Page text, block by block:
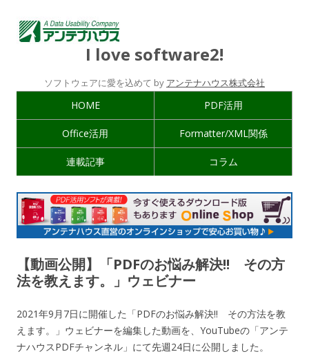
I love software2!
ソフトウェアに愛を込めて by アンテナハウス株式会社
HOME PDF活用
Office活用 Formatter/XML関係
連載記事 コラム
【動画公開】「PDFのお悩み解決!! その方
法を教えます。」ウェビナー
2021年9月7日に開催した「PDFのお悩み解決!! その方法を教
えます。」ウェビナーを編集した動画を、YouTubeの「アンテ
ナハウスPDFチャンネル」にて先週24日に公開しました。